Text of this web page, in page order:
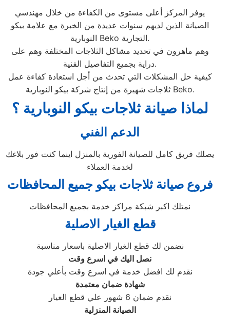
يوفر المركز أعلى مستوى من الكفاءة من خلال مهندسي
الصيانة الذين لديهم سنوات عديدة من الخبرة مع علامة بيكو
النوبارية Beko التجارية.
وهم ماهرون في تحديد مشاكل الثلاجات المختلفة وهم على
دراية بجميع التفاصيل الفنية.
كيفية حل المشكلات التي تحدث من أجل استعادة كفاءة عمل
ثلاجات شهيرة من إنتاج شركة بيكو النوبارية Beko.
لماذا صيانة ثلاجات بيكو النوبارية ؟
الدعم الفني
يصلك فريق كامل للصيانة الفورية بالمنزل اينما كنت فور بلاغك
لخدمة العملاء
فروع صيانة ثلاجات بيكو جميع المحافظات
نمتلك اكبر شبكة مراكز خدمة بجميع المحافظات
قطع الغيار الاصلية
نضمن لك قطع الغيار الاصلية باسعار مناسبة
نصل اليك في اسرع وقت
نقدم لك افضل خدمة في اسرع وقت بأعلي جودة
شهادة ضمان معتمدة
نقدم ضمان 6 شهور علي قطع الغيار
الصيانة المنزلية